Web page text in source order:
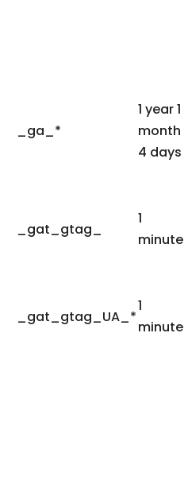
_ga_*
1 year 1
month
4 days
_gat_gtag_
1
minute
_gat_gtag_UA_*
1
minute